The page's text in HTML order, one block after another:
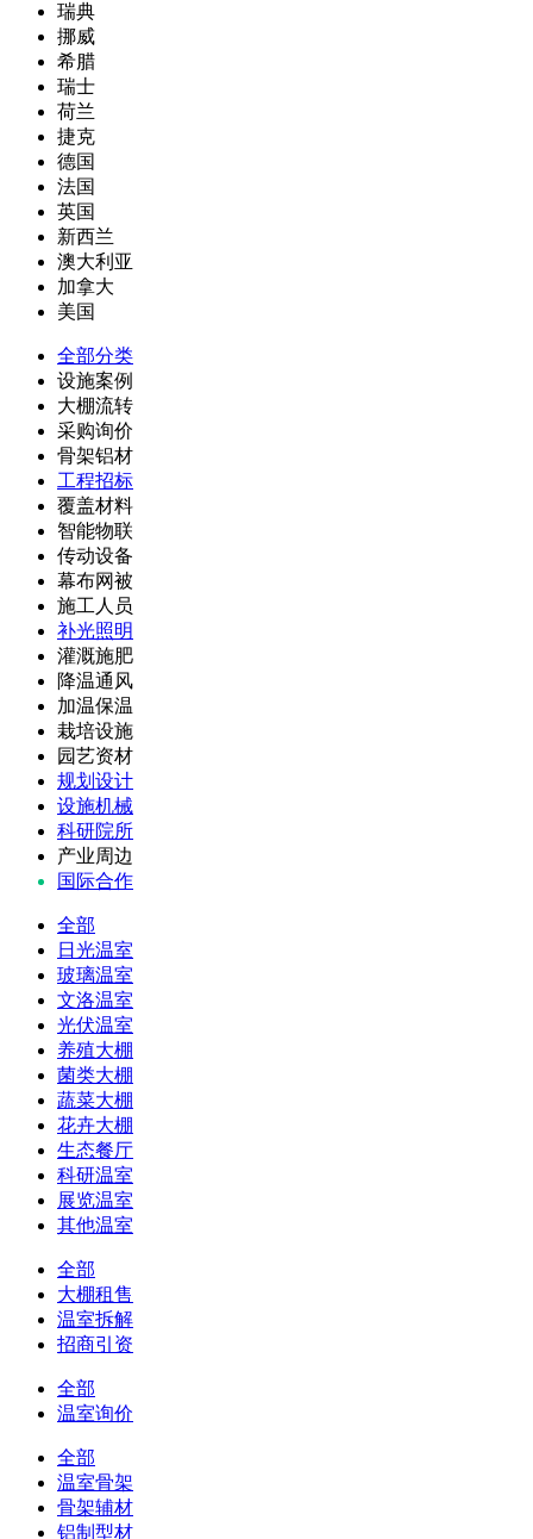
瑞典
挪威
希腊
瑞士
荷兰
捷克
德国
法国
英国
新西兰
澳大利亚
加拿大
美国
全部分类
设施案例
大棚流转
采购询价
骨架铝材
工程招标
覆盖材料
智能物联
传动设备
幕布网被
施工人员
补光照明
灌溉施肥
降温通风
加温保温
栽培设施
园艺资材
规划设计
设施机械
科研院所
产业周边
国际合作
全部
日光温室
玻璃温室
文洛温室
光伏温室
养殖大棚
菌类大棚
蔬菜大棚
花卉大棚
生态餐厅
科研温室
展览温室
其他温室
全部
大棚租售
温室拆解
招商引资
全部
温室询价
全部
温室骨架
骨架辅材
铝制型材